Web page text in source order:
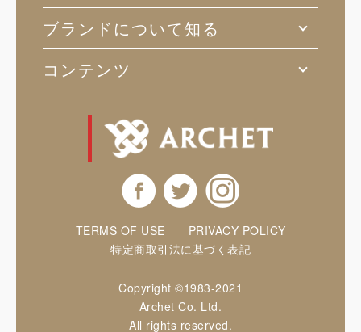
ブランドについて知る
コンテンツ
TERMS OF USE
PRIVACY POLICY
特定商取引法に基づく表記
Copyright ©1983-2021
Archet Co. Ltd.
All rights reserved.